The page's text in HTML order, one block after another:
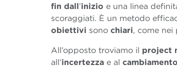
fin dall’inizio e una linea
scoraggiati. È un metodo
obiettivi sono chiari, come
All’opposto troviamo il project
all’incertezza e al cambiamento